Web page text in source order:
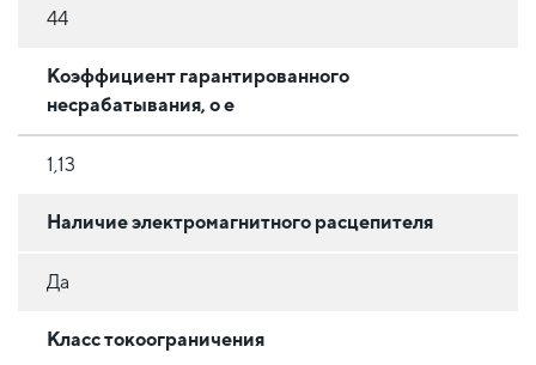
44
Коэффициент гарантированного
несрабатывания, o e
1,13
Наличие электромагнитного расцепителя
Да
Класс токоограничения